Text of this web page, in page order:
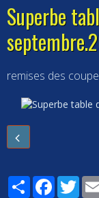
Superbe
remises des
PartagerFacebook